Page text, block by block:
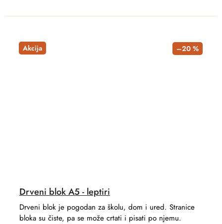
Akcija –20 %
Drveni blok A5 - leptiri
Drveni blok je pogodan za školu, dom i ured. Stranice
bloka su čiste, pa se može crtati i pisati po njemu.